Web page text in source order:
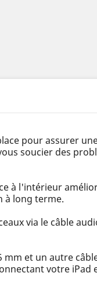
pour assurer
soucier des
à l'intérieur
à long terme.
via le câble
et un autre
votre iPad